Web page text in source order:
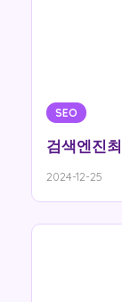
SEO
검색엔진
2024-12-25